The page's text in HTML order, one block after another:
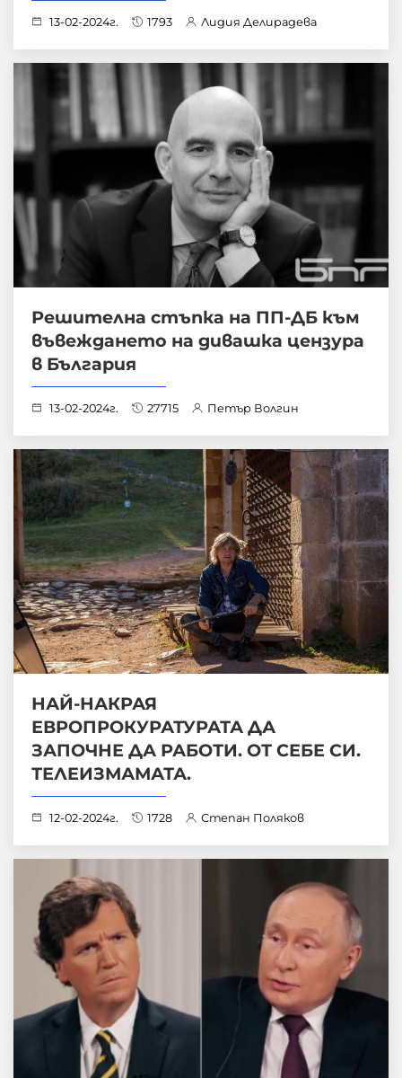
13-02-2024г. 1793 Лидия Делирадева
Решителна стъпка на ПП-ДБ към
въвеждането на дивашка цензура
в България
13-02-2024г. 27715 Петър Волгин
НАЙ-НАКРАЯ
ЕВРОПРОКУРАТУРАТА ДА
ЗАПОЧНЕ ДА РАБОТИ. ОТ СЕБЕ СИ.
ТЕЛЕИЗМАМАТА.
12-02-2024г. 1728 Степан Поляков